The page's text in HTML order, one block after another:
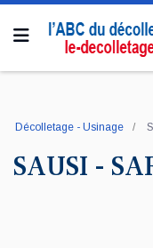
Décolletage - Usinage
SAUSI -